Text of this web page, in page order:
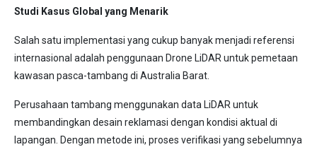
Studi Kasus Global yang Menarik
Salah satu implementasi yang cukup banyak menjadi referensi
internasional adalah penggunaan Drone LiDAR untuk pemetaan
kawasan pasca-tambang di Australia Barat.
Perusahaan tambang menggunakan data LiDAR untuk
membandingkan desain reklamasi dengan kondisi aktual di
lapangan. Dengan metode ini, proses verifikasi yang sebelumnya